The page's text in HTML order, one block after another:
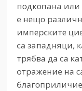
подкопана или
е нещо
имперските
са западняци,
трябва да са
отражение на